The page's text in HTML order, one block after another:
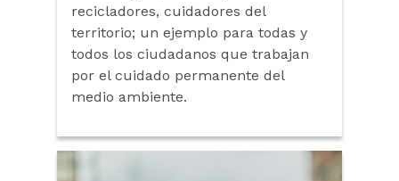
recicladores, cuidadores del
territorio; un ejemplo para todas y
todos los ciudadanos que trabajan
por el cuidado permanente del
medio ambiente.